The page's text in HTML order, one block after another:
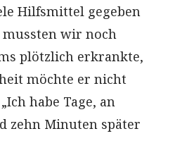
Hilfsmittel gegeben
mussten wir noch
plötzlich erkrankte,
möchte er nicht
habe Tage, an
zehn Minuten später